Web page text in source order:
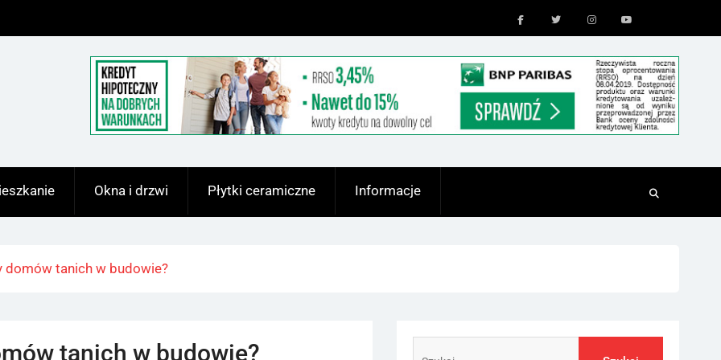
Okna i drzwi Płytki ceramiczne Informacje
domów tanich w budowie?
tanich w budowie?